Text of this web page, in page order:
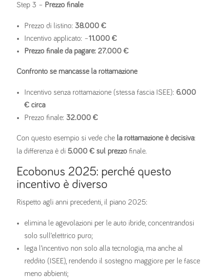
Step 3 – Prezzo finale
Prezzo di listino: 38.000 €
Incentivo applicato: –11.000 €
Prezzo finale da pagare: 27.000 €
Confronto se mancasse la rottamazione
Incentivo senza rottamazione (stessa fascia ISEE): 6.000
€ circa
Prezzo finale: 32.000 €
Con questo esempio si vede che la rottamazione è decisiva:
la differenza è di 5.000 € sul prezzo finale.
Ecobonus 2025: perché questo
incentivo è diverso
Rispetto agli anni precedenti, il piano 2025:
elimina le agevolazioni per le auto ibride, concentrandosi
solo sull’elettrico puro;
lega l’incentivo non solo alla tecnologia, ma anche al
reddito (ISEE), rendendo il sostegno maggiore per le fasce
meno abbienti;